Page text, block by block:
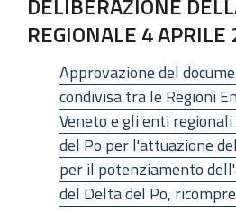
REGIONALE 4
Approvazione del
condivisa tra le Regioni
Veneto e gli enti
del Po per l'attuazione
per il potenziamento
del Delta del Po,